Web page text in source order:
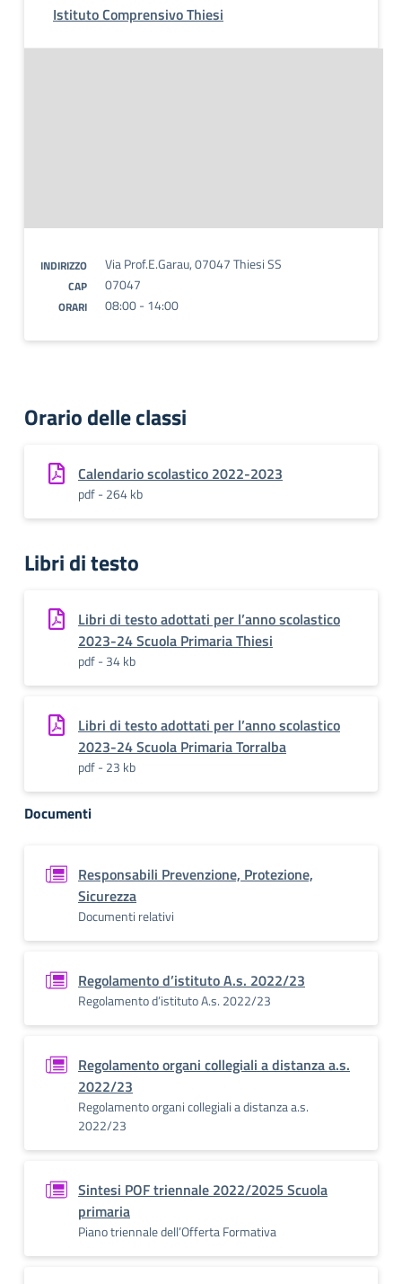
Istituto Comprensivo Thiesi
INDIRIZZO Via Prof.E.Garau, 07047 Thiesi SS
CAP 07047
ORARI 08:00 - 14:00
Orario delle classi
Calendario scolastico 2022-2023
pdf - 264 kb
Libri di testo
Libri di testo adottati per l’anno scolastico
2023-24 Scuola Primaria Thiesi
pdf - 34 kb
Libri di testo adottati per l’anno scolastico
2023-24 Scuola Primaria Torralba
pdf - 23 kb
Documenti
Responsabili Prevenzione, Protezione,
Sicurezza
Documenti relativi
Regolamento d’istituto A.s. 2022/23
Regolamento d’istituto A.s. 2022/23
Regolamento organi collegiali a distanza a.s.
2022/23
Regolamento organi collegiali a distanza a.s.
2022/23
Sintesi POF triennale 2022/2025 Scuola
primaria
Piano triennale dell’Offerta Formativa